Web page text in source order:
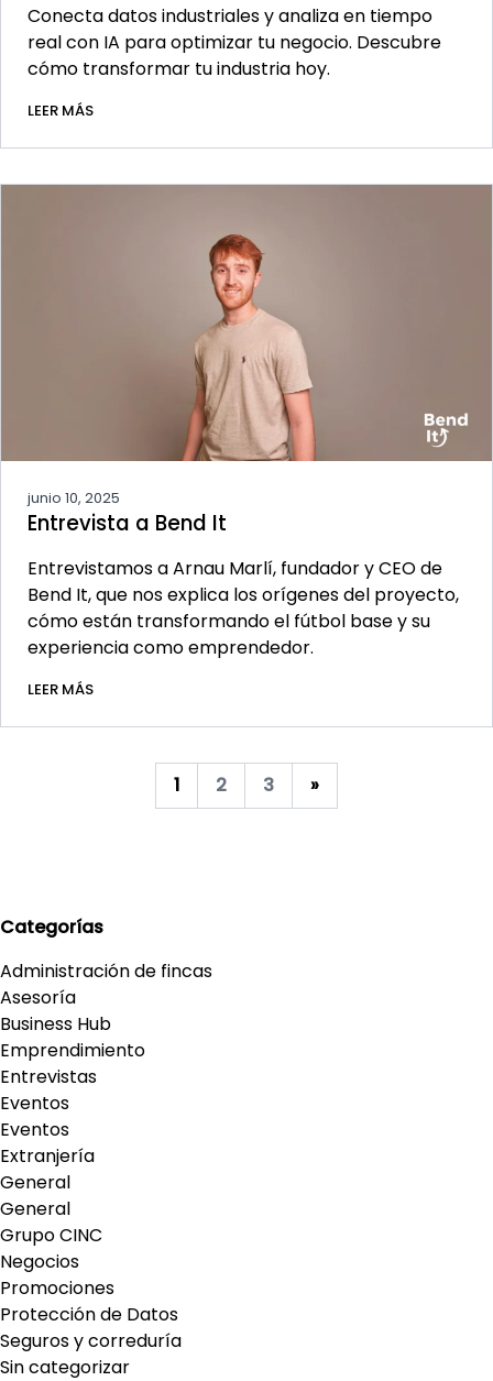
Conecta datos industriales y analiza en tiempo
real con IA para optimizar tu negocio. Descubre
cómo transformar tu industria hoy.
LEER MÁS
junio 10, 2025
Entrevista a Bend It
Entrevistamos a Arnau Marlí, fundador y CEO de
Bend It, que nos explica los orígenes del proyecto,
cómo están transformando el fútbol base y su
experiencia como emprendedor.
LEER MÁS
1 2 3 »
Categorías
Administración de fincas
Asesoría
Business Hub
Emprendimiento
Entrevistas
Eventos
Eventos
Extranjería
General
General
Grupo CINC
Negocios
Promociones
Protección de Datos
Seguros y correduría
Sin categorizar